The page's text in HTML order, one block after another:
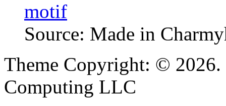
motif
Source: Made in
Theme Copyright: ©
Computing LLC